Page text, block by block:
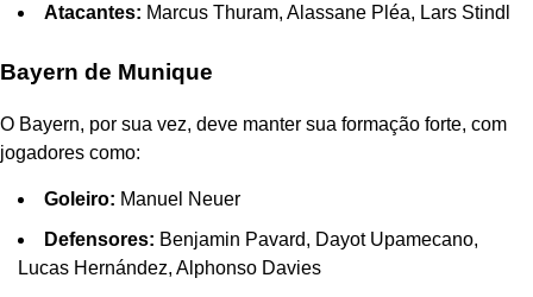
Atacantes: Marcus Thuram, Alassane Pléa, Lars Stindl
Bayern de Munique
O Bayern, por sua vez, deve manter sua formação forte, com
jogadores como:
Goleiro: Manuel Neuer
Defensores: Benjamin Pavard, Dayot Upamecano,
Lucas Hernández, Alphonso Davies